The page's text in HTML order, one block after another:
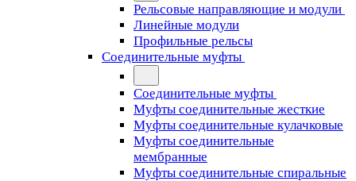
Рельсовые направляющие и модули
Линейные модули
Профильные рельсы
Соединительные муфты
Соединительные муфты
Муфты соединительные жесткие
Муфты соединительные кулачковые
Муфты соединительные
мембранные
Муфты соединительные спиральные